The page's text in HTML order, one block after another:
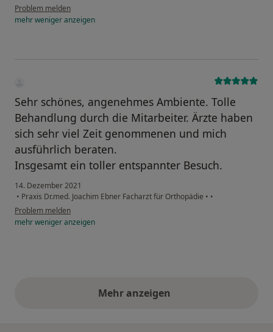
Problem melden
mehrwenigeranzeigen
Sehr schönes, angenehmes Ambiente. Tolle
Behandlung durch die Mitarbeiter. Ärzte haben
sich sehr viel Zeit genommenen und mich
ausführlich beraten.
Insgesamt ein toller entspannter Besuch.
14. Dezember 2021
• Praxis Dr.med. Joachim Ebner Facharzt für Orthopädie • •
Problem melden
mehrwenigeranzeigen
Mehr anzeigenobige Stellungnahmen